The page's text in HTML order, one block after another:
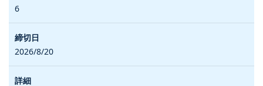
6
2026/8/20